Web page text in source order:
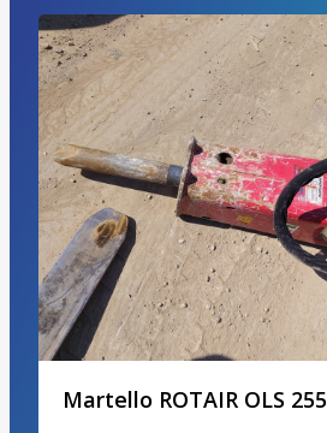
Martello ROTAIR OLS 255